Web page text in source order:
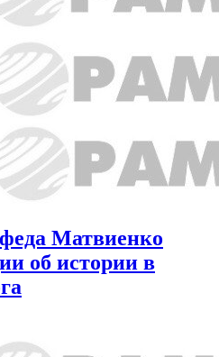
Матвиенко
об истории в